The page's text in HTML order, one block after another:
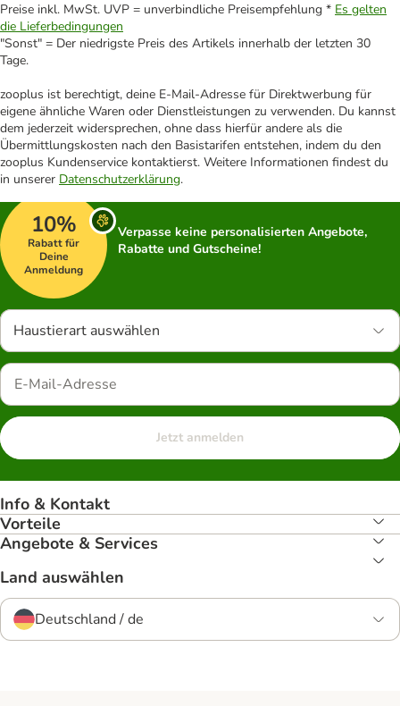
Preise inkl. MwSt. UVP = unverbindliche Preisempfehlung * Es gelten
die Lieferbedingungen
"Sonst" = Der niedrigste Preis des Artikels innerhalb der letzten 30
Tage.
zooplus ist berechtigt, deine E-Mail-Adresse für Direktwerbung für
eigene ähnliche Waren oder Dienstleistungen zu verwenden. Du kannst
dem jederzeit widersprechen, ohne dass hierfür andere als die
Übermittlungskosten nach den Basistarifen entstehen, indem du den
zooplus Kundenservice kontaktierst. Weitere Informationen findest du
in unserer Datenschutzerklärung.
10%
Rabatt für
Deine
Anmeldung
Verpasse keine personalisierten Angebote,
Rabatte und Gutscheine!
Haustierart auswählen
Jetzt anmelden
Info & Kontakt
Vorteile
Angebote & Services
Land auswählen
Deutschland / de